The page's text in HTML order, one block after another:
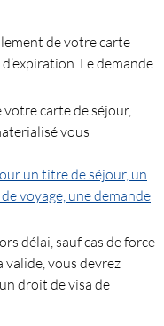
de votre carte
Le demande
carte de séjour,
vous
un titre de séjour, un
voyage, une demande
délai, sauf cas de force
valide, vous devrez
droit de visa de